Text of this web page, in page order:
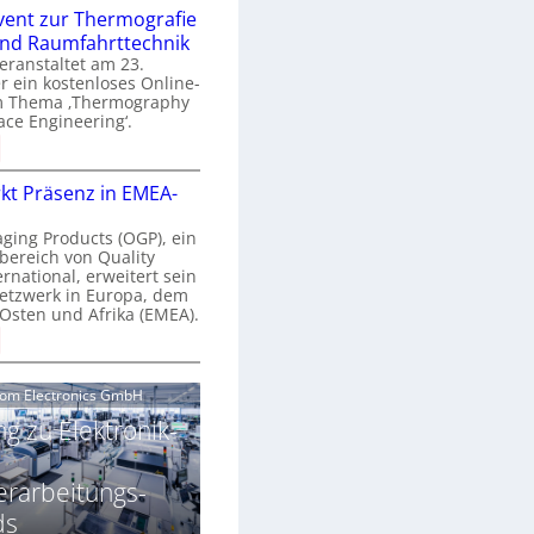
a
zur Thermografie
Raumfahrttechnik
am 23.
ein kostenloses Online-
Thema ‚Thermography
Engineering‘.
T
Präsenz in EMEA-
Products (OGP), ein
von Quality
erweitert sein
in Europa, dem
und Afrika (EMEA).
Electronics GmbH
zu Elektronik-